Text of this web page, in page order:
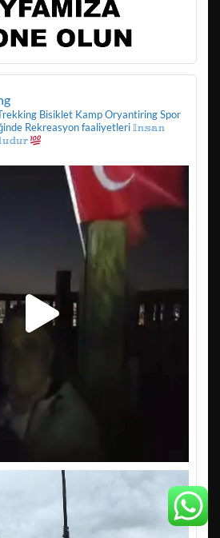
BisikletKampOryantiringSpor
Rekreasyon faaliyetleri𝕀𝕟𝕤𝕒𝕟